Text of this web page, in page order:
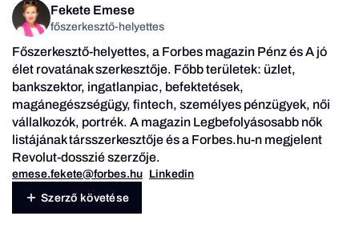
Fekete Emese
főszerkesztő-helyettes
Főszerkesztő-helyettes, a Forbes magazin Pénz és A jó
élet rovatának szerkesztője. Főbb területek: üzlet,
bankszektor, ingatlanpiac, befektetések,
magánegészségügy, fintech, személyes pénzügyek, női
vállalkozók, portrék. A magazin Legbefolyásosabb nők
listájának társszerkesztője és a Forbes.hu-n megjelent
Revolut-dosszié szerzője.
emese.fekete@forbes.hu Linkedin
Szerző követése